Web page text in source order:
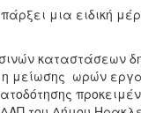
μια ειδική
καταστάσεων
μείωσης ωρών